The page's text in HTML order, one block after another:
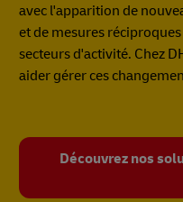
avec l'apparition de
et de mesures
secteurs d'activité. Chez
aider gérer ces
Découvrez nos